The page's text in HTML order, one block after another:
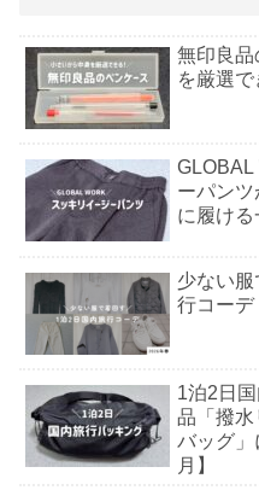
無印良
を厳選で
ーパン
に履ける
少ない
行コーデ
1泊2日
品「撥
バッグ
月】